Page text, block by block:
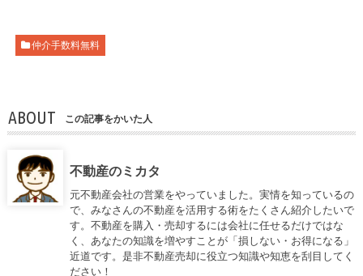
仲介手数料無料
ABOUT この記事をかいた人
不動産のミカタ
元不動産会社の営業をやっていました。実情を知っているの
で、みなさんの不動産を活用する術をたくさん紹介したいで
す。不動産を購入・売却するには会社に任せるだけではな
く、あなたの知識を増やすことが「損しない・お得になる」
近道です。是非不動産売却に役立つ知識や知恵を刮目してく
ださい！